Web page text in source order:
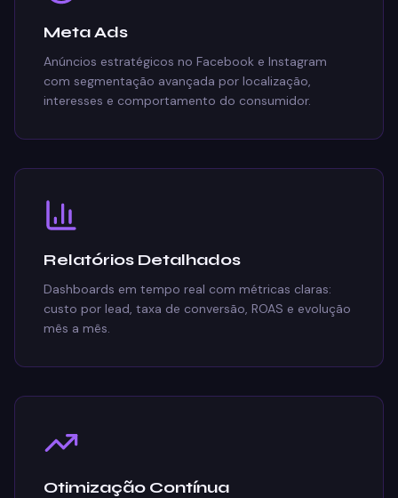
Meta Ads
Anúncios estratégicos no Facebook e Instagram
com segmentação avançada por localização,
interesses e comportamento do consumidor.
Relatórios Detalhados
Dashboards em tempo real com métricas claras:
custo por lead, taxa de conversão, ROAS e evolução
mês a mês.
Otimização Contínua